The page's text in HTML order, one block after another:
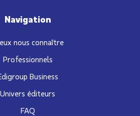
Navigation
nous connaître
Professionnels
Business
Univers éditeurs
FAQ